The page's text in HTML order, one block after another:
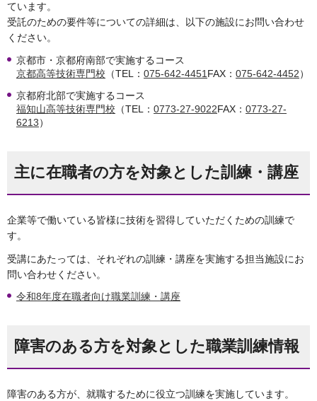
ています。
受託のための要件等についての詳細は、以下の施設にお問い合わせ
ください。
京都市・京都府南部で実施するコース
京都高等技術専門校 （TEL： 075-642-4451 FAX： 075-642-4452）
京都府北部で実施するコース
福知山高等技術専門校 （TEL： 0773-27-9022FAX： 0773-27-
6213）
主に在職者の方を対象とした訓練・講座
企業等で働いている皆様に技術を習得していただくための訓練で
す。
受講にあたっては、それぞれの訓練・講座を実施する担当施設にお
問い合わせください。
令和8年度在職者向け職業訓練・講座
障害のある方を対象とした職業訓練情報
障害のある方が、就職するために役立つ訓練を実施しています。